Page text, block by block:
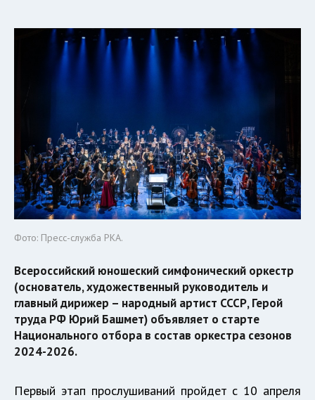
Фото: Пресс-служба РКА.
Всероссийский юношеский симфонический оркестр
(основатель, художественный руководитель и
главный дирижер – народный артист СССР, Герой
труда РФ Юрий Башмет) объявляет о старте
Национального отбора в состав оркестра сезонов
2024-2026.
Первый этап прослушиваний пройдет с 10 апреля